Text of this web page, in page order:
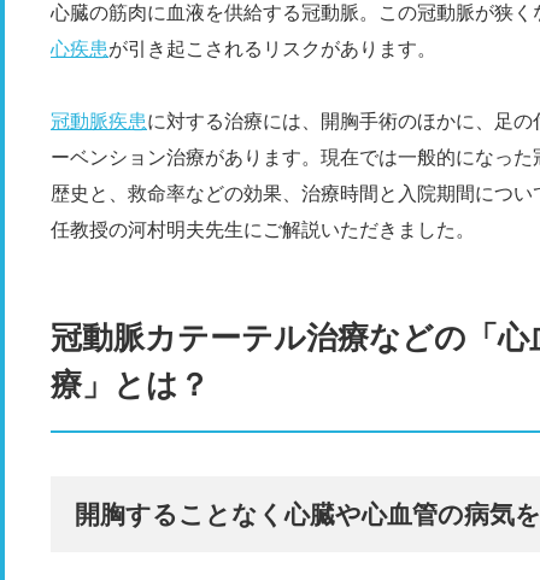
心臓の筋肉に血液を供給する冠動脈。この冠動脈が狭く
心疾患が引き起こされるリスクがあります。
冠動脈疾患に対する治療には、開胸手術のほかに、足
ーベンション治療があります。現在では一般的になっ
歴史と、救命率などの効果、治療時間と入院期間につ
任教授の河村明夫先生にご解説いただきました。
冠動脈カテーテル治療などの「
療」とは？
開胸することなく心臓や心血管の病気